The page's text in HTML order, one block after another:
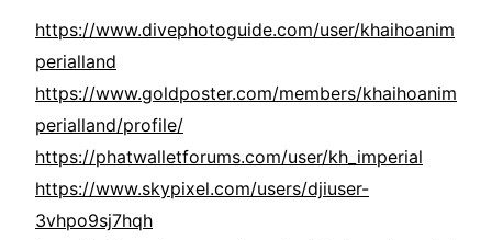
https://www.divephotoguide.com/user/khaihoanim
perialland
https://www.goldposter.com/members/khaihoanim
perialland/profile/
https://phatwalletforums.com/user/kh_imperial
https://www.skypixel.com/users/djiuser-
3vhpo9sj7hqh